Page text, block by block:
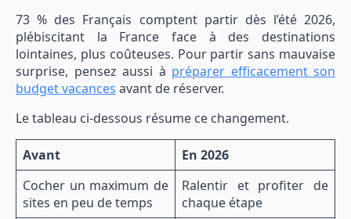
73 % des Français comptent partir dès l’été 2026,
plébiscitant la France face à des destinations
lointaines, plus coûteuses. Pour partir sans mauvaise
surprise, pensez aussi à préparer efficacement son
budget vacances avant de réserver.
Le tableau ci-dessous résume ce changement.
Avant
En 2026
Cocher un maximum de
sites en peu de temps
Ralentir et profiter de
chaque étape